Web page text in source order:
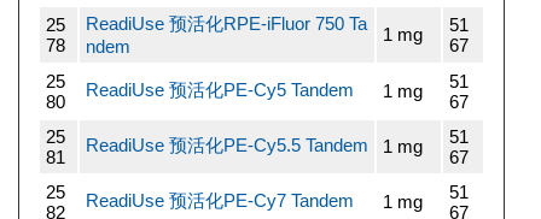
25
78
ReadiUse 预活化RPE-iFluor 750 Ta
ndem
1 mg
51
67
25
80
ReadiUse 预活化PE-Cy5 Tandem 1 mg
51
67
25
81
ReadiUse 预活化PE-Cy5.5 Tandem 1 mg
51
67
25
82
ReadiUse 预活化PE-Cy7 Tandem 1 mg
51
67